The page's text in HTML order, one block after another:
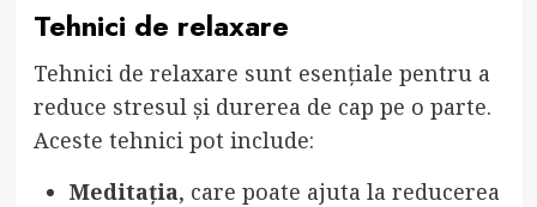
Tehnici de relaxare
Tehnici de relaxare sunt esențiale pentru a
reduce stresul și durerea de cap pe o parte.
Aceste tehnici pot include:
Meditația, care poate ajuta la reducerea